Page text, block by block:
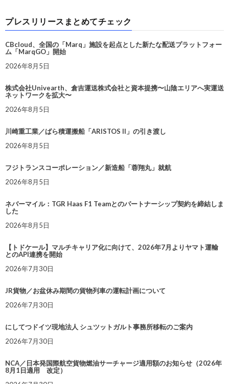
プレスリリースまとめてチェック
CBcloud、全国の「Marq」施設を起点とした新たな配送プラットフォー
ム「MarqGO」開始
2026年8月5日
株式会社Univearth、倉吉運送株式会社と資本提携〜山陰エリアへ実運送
ネットワークを拡大〜
2026年8月5日
川崎重工業／ばら積運搬船「ARISTOS II」の引き渡し
2026年8月5日
フジトランスコーポレーション／新造船「蓉翔丸」就航
2026年8月5日
ネバーマイル：TGR Haas F1 Teamとのパートナーシップ契約を締結しま
した
2026年8月5日
【トドケール】マルチキャリア化に向けて、2026年7月よりヤマト運輸
とのAPI連携を開始
2026年7月30日
JR貨物／お盆休み期間の貨物列車の運転計画について
2026年7月30日
にしてつドイツ現地法人 シュツットガルト事務所移転のご案内
2026年7月30日
NCA／日本発国際航空貨物燃油サーチャージ適用額のお知らせ（2026年
8月1日適用 改定）